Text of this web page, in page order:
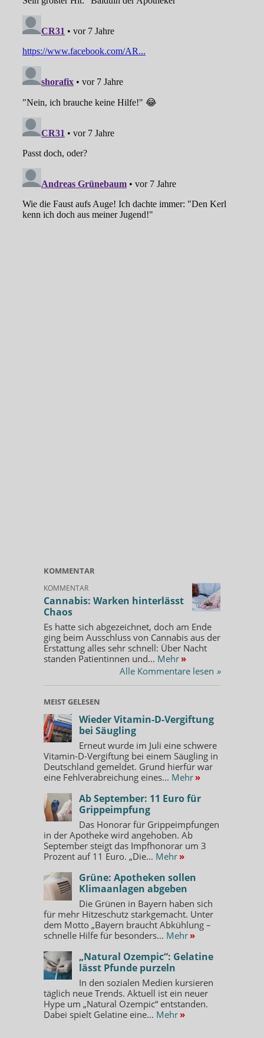
KOMMENTAR
KOMMENTAR
Cannabis: Warken hinterlässt
Chaos
Es hatte sich abgezeichnet, doch am Ende
ging beim Ausschluss von Cannabis aus der
Erstattung alles sehr schnell: Über Nacht
standen Patientinnen und... Mehr »
Alle Kommentare lesen »
MEIST GELESEN
Wieder Vitamin-D-Vergiftung
bei Säugling
Erneut wurde im Juli eine schwere
Vitamin-D-Vergiftung bei einem Säugling in
Deutschland gemeldet. Grund hierfür war
eine Fehlverabreichung eines... Mehr »
Ab September: 11 Euro für
Grippeimpfung
Das Honorar für Grippeimpfungen
in der Apotheke wird angehoben. Ab
September steigt das Impfhonorar um 3
Prozent auf 11 Euro. „Die... Mehr »
Grüne: Apotheken sollen
Klimaanlagen abgeben
Die Grünen in Bayern haben sich
für mehr Hitzeschutz starkgemacht. Unter
dem Motto „Bayern braucht Abkühlung –
schnelle Hilfe für besonders... Mehr »
„Natural Ozempic“: Gelatine
lässt Pfunde purzeln
In den sozialen Medien kursieren
täglich neue Trends. Aktuell ist ein neuer
Hype um „Natural Ozempic“ entstanden.
Dabei spielt Gelatine eine... Mehr »